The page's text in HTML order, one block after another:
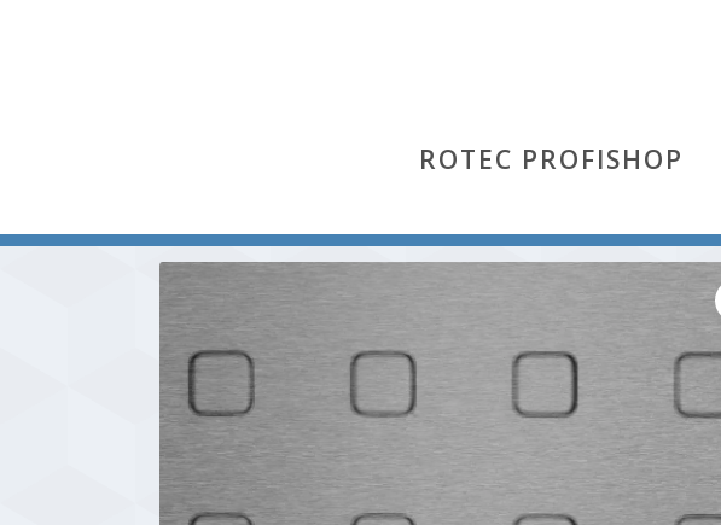
ROTEC PROFISHOP
Start/Qsg/ Qsg 20-50 (Aluminium Al 99,5 % hh)